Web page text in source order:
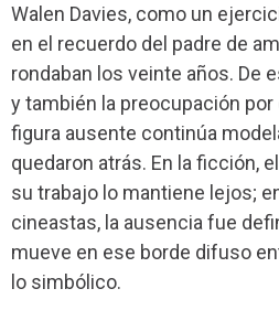
Walen Davies, como un
en el recuerdo del padre de
rondaban los veinte años. De
y también la preocupación
figura ausente continúa
quedaron atrás. En la ficción,
su trabajo lo mantiene lejos;
cineastas, la ausencia fue
mueve en ese borde difuso
lo simbólico.